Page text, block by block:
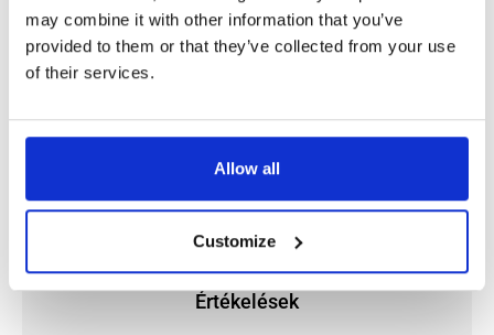
may combine it with other information that you’ve
provided to them or that they’ve collected from your use
of their services.
Allow all
Customize
Értékelések